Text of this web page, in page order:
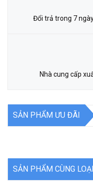
Đổi trả trong 7
Nhà cung cấp
SẢN PHẨM ƯU ĐÃI
SẢN PHẨM CÙNG LOẠI